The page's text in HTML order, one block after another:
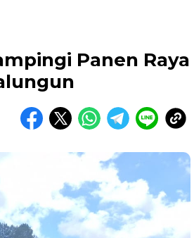
Panen Raya